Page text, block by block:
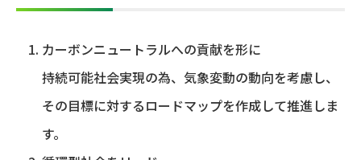
カーボンニュートラルへの貢献を形に
持続可能社会実現の為、気象変動の動向を考慮し、
その目標に対するロードマップを作成して推進しま
す。